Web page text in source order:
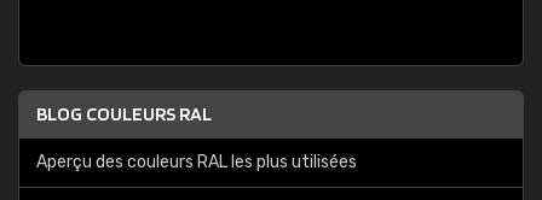
BLOG COULEURS RAL
Aperçu des couleurs RAL les plus utilisées